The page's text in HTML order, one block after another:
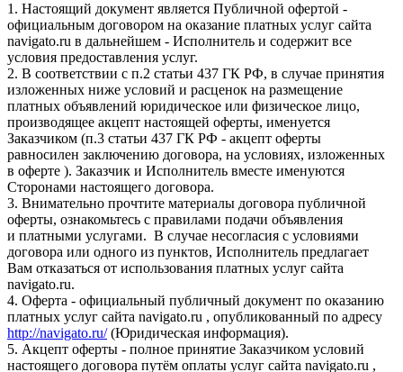
1. Настоящий документ является Публичной офертой -
официальным договором на оказание платных услуг сайта
navigato.ru в дальнейшем - Исполнитель и содержит все
условия предоставления услуг.
2. В соответствии с п.2 статьи 437 ГК РФ, в случае принятия
изложенных ниже условий и расценок на размещение
платных объявлений юридическое или физическое лицо,
производящее акцепт настоящей оферты, именуется
Заказчиком (п.3 статьи 437 ГК РФ - акцепт оферты
равносилен заключению договора, на условиях, изложенных
в оферте ). Заказчик и Исполнитель вместе именуются
Сторонами настоящего договора.
3. Внимательно прочтите материалы договора публичной
оферты, ознакомьтесь с правилами подачи объявления
и платными услугами. В случае несогласия с условиями
договора или одного из пунктов, Исполнитель предлагает
Вам отказаться от использования платных услуг сайта
navigato.ru.
4. Оферта - официальный публичный документ по оказанию
платных услуг сайта navigato.ru , опубликованный по адресу
http://navigato.ru/(Юридическая информация).
5. Акцепт оферты - полное принятие Заказчиком условий
настоящего договора путём оплаты услуг сайта navigato.ru ,